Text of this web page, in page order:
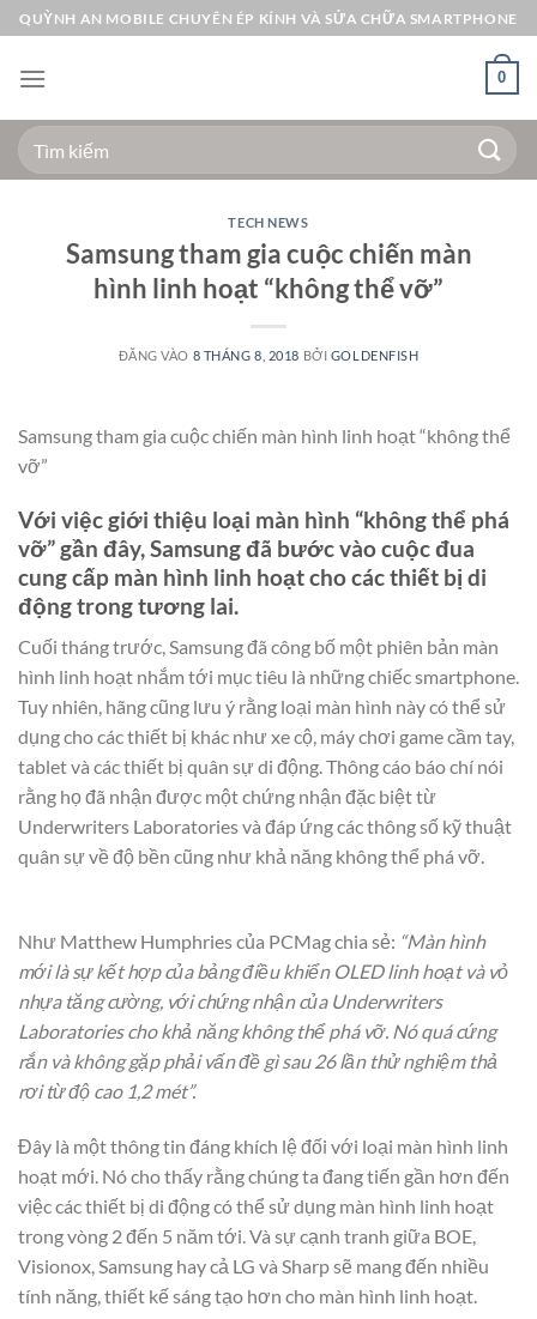
Bỏ
qua
nội
QUỲNH AN MOBILE CHUYÊN ÉP KÍNH VÀ SỬA CHỮA SMARTPHONE
0
Tìm
kiếm:
TECH NEWS
Samsung tham gia cuộc chiến màn
hình linh hoạt “không thể vỡ”
ĐĂNG VÀO 8 THÁNG 8, 2018 BỞI GOLDENFISH
Samsung tham gia cuộc chiến màn hình linh hoạt “không thể
vỡ”
Với việc giới thiệu loại màn hình “không thể phá
vỡ” gần đây, Samsung đã bước vào cuộc đua
cung cấp màn hình linh hoạt cho các thiết bị di
động trong tương lai.
Cuối tháng trước, Samsung đã công bố một phiên bản màn
hình linh hoạt nhắm tới mục tiêu là những chiếc smartphone.
Tuy nhiên, hãng cũng lưu ý rằng loại màn hình này có thể sử
dụng cho các thiết bị khác như xe cộ, máy chơi game cầm tay,
tablet và các thiết bị quân sự di động. Thông cáo báo chí nói
rằng họ đã nhận được một chứng nhận đặc biệt từ
Underwriters Laboratories và đáp ứng các thông số kỹ thuật
quân sự về độ bền cũng như khả năng không thể phá vỡ.
Như Matthew Humphries của PCMag chia sẻ: “Màn hình
mới là sự kết hợp của bảng điều khiển OLED linh hoạt và vỏ
nhựa tăng cường, với chứng nhận của Underwriters
Laboratories cho khả năng không thể phá vỡ. Nó quá cứng
rắn và không gặp phải vấn đề gì sau 26 lần thử nghiệm thả
rơi từ độ cao 1,2 mét”.
Đây là một thông tin đáng khích lệ đối với loại màn hình linh
hoạt mới. Nó cho thấy rằng chúng ta đang tiến gần hơn đến
việc các thiết bị di động có thể sử dụng màn hình linh hoạt
trong vòng 2 đến 5 năm tới. Và sự cạnh tranh giữa BOE,
Visionox, Samsung hay cả LG và Sharp sẽ mang đến nhiều
tính năng, thiết kế sáng tạo hơn cho màn hình linh hoạt.